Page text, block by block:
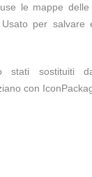
le mappe delle
per salvare
stati sostituiti
con